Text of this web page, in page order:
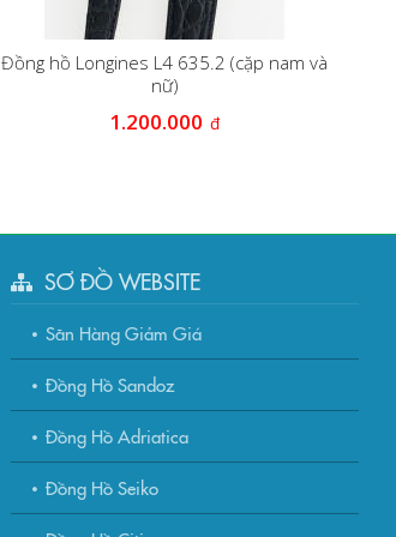
Đồng hồ Longines L4 635.2 (cặp nam và
nữ)
1.200.000 đ
SƠ ĐỒ WEBSITE
Săn Hàng Giảm Giá
Đồng Hồ Sandoz
Đồng Hồ Adriatica
Đồng Hồ Seiko